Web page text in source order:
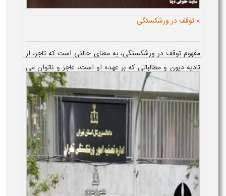
» توقف در ورشکستگی
مفهوم توقف در ورشکستگی، به معنای حالتی است که تاجر، از
تادیه دیون و مطالباتی که بر عهده او است، عاجز و ناتوان می
شود و بدین ترتیب، ورشکسته می گردد. اهمیت تعیین تاریخ
توقف تاجر ورشکسته،&...